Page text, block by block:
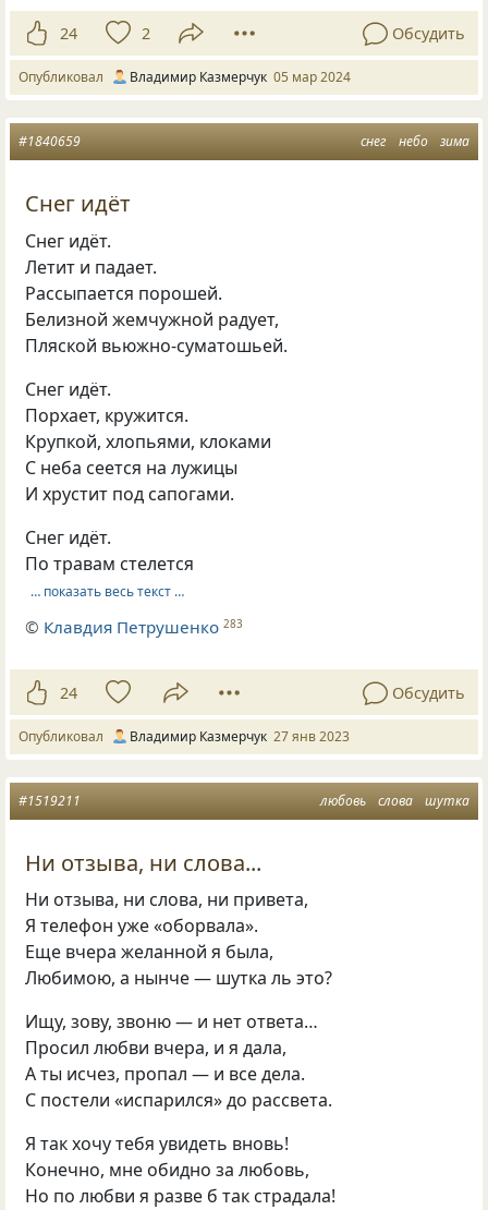
24 2 Обсудить
Опубликовал Владимир Казмерчук 05 мар 2024
снег небо зима
#1840659
Снег идёт
Снег идёт.
Летит и падает.
Рассыпается порошей.
Белизной жемчужной радует,
Пляской вьюжно-суматошьей.
Снег идёт.
Порхает, кружится.
Крупкой, хлопьями, клоками
С неба сеется на лужицы
И хрустит под сапогами.
Снег идёт.
По травам стелется
… показать весь текст …
© Клавдия Петрушенко 283
24 Обсудить
Опубликовал Владимир Казмерчук 27 янв 2023
любовь слова шутка
#1519211
Ни отзыва, ни слова...
Ни отзыва, ни слова, ни привета,
Я телефон уже «оборвала».
Еще вчера желанной я была,
Любимою, а нынче — шутка ль это?
Ищу, зову, звоню — и нет ответа…
Просил любви вчера, и я дала,
А ты исчез, пропал — и все дела.
С постели «испарился» до рассвета.
Я так хочу тебя увидеть вновь!
Конечно, мне обидно за любовь,
Но по любви я разве б так страдала!